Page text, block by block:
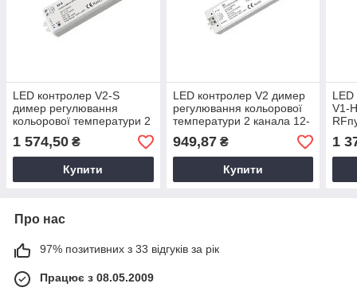
LED контролер V2-S
димер регулювання
кольорової температури 2
SkyDance 20989
1 574,50 ₴
Купити
LED контролер V2 димер
регулювання кольорової
температури 2 канала 12-
20450
949,87₴
Купити
V1-
по
1
Про нас
97% позитивних з 33 відгуків за рік
Працює з 08.05.2009